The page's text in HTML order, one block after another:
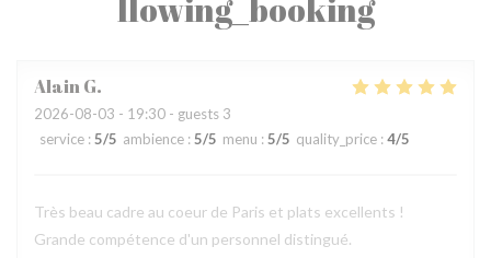
llowing_booking
AlainG
2026-08-03 - 19:30 - guests 3
service : 5/5 ambience : 5/5 menu : 5/5 quality_price : 4/5
Très beau cadre au coeur de Paris et plats excellents !
Grande compétence d'un personnel distingué.